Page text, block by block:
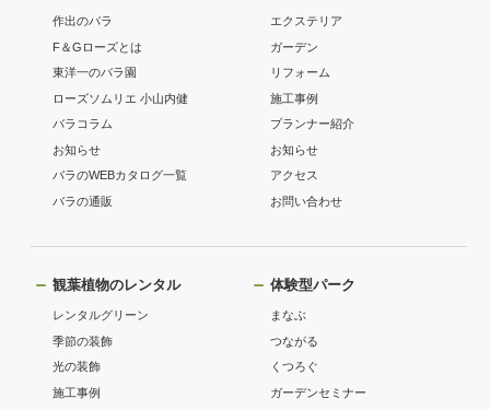
作出のバラ
F＆Gローズとは
東洋一のバラ園
ローズソムリエ 小山内健
バラコラム
お知らせ
バラのWEBカタログ一覧
バラの通販
エクステリア
ガーデン
リフォーム
施工事例
プランナー紹介
お知らせ
アクセス
お問い合わせ
観葉植物のレンタル
レンタルグリーン
季節の装飾
光の装飾
施工事例
体験型パーク
まなぶ
つながる
くつろぐ
ガーデンセミナー